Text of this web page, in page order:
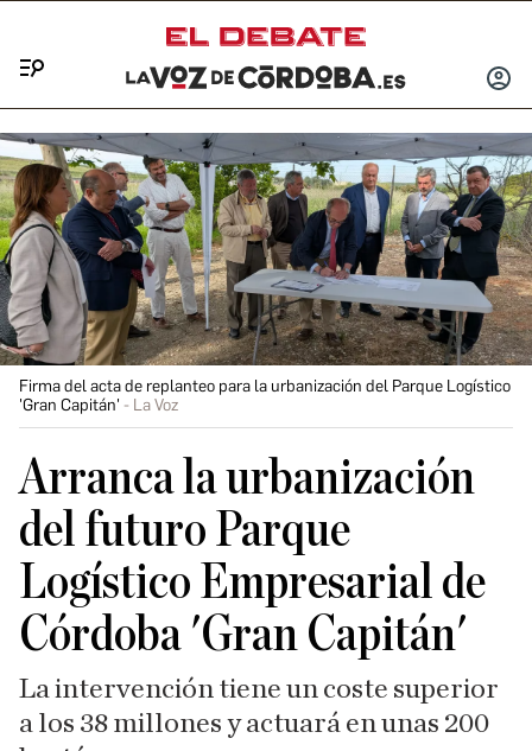
INICIAR
Firma del acta de replanteo para la urbanización del Parque Logístico
'Gran Capitán'
La Voz
Arranca la urbanización
del futuro Parque
Logístico Empresarial de
Córdoba 'Gran Capitán'
La intervención tiene un coste superior
a los 38 millones y actuará en unas 200